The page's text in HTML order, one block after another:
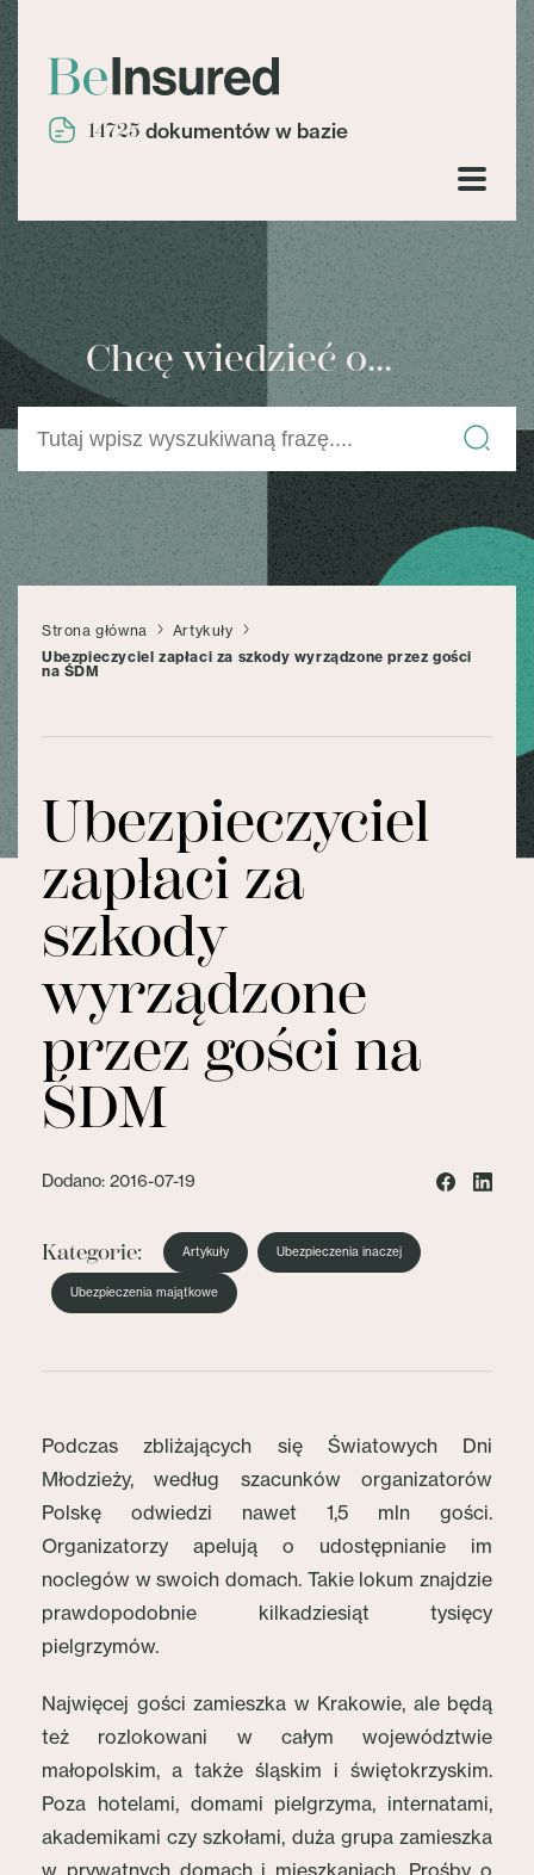
14725 dokumentów w bazie
Chcę wiedzieć o...
Strona główna
Artykuły
Ubezpieczyciel zapłaci za szkody wyrządzone przez gości
na ŚDM
Ubezpieczyciel
zapłaci za
szkody
wyrządzone
przez gości na
ŚDM
Dodano: 2016-07-19
Kategorie: Artykuły Ubezpieczenia inaczej
Ubezpieczenia majątkowe
Podczas zbliżających się Światowych Dni
Młodzieży, według szacunków organizatorów
Polskę odwiedzi nawet 1,5 mln gości.
Organizatorzy apelują o udostępnianie im
noclegów w swoich domach. Takie lokum znajdzie
prawdopodobnie kilkadziesiąt tysięcy
pielgrzymów.
Najwięcej gości zamieszka w Krakowie, ale będą
też rozlokowani w całym województwie
małopolskim, a także śląskim i świętokrzyskim.
Poza hotelami, domami pielgrzyma, internatami,
akademikami czy szkołami, duża grupa zamieszka
w prywatnych domach i mieszkaniach. Prośby o